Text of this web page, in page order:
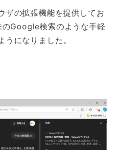
ザの拡張機能を提供してお
のGoogle検索のような手軽
になりました。